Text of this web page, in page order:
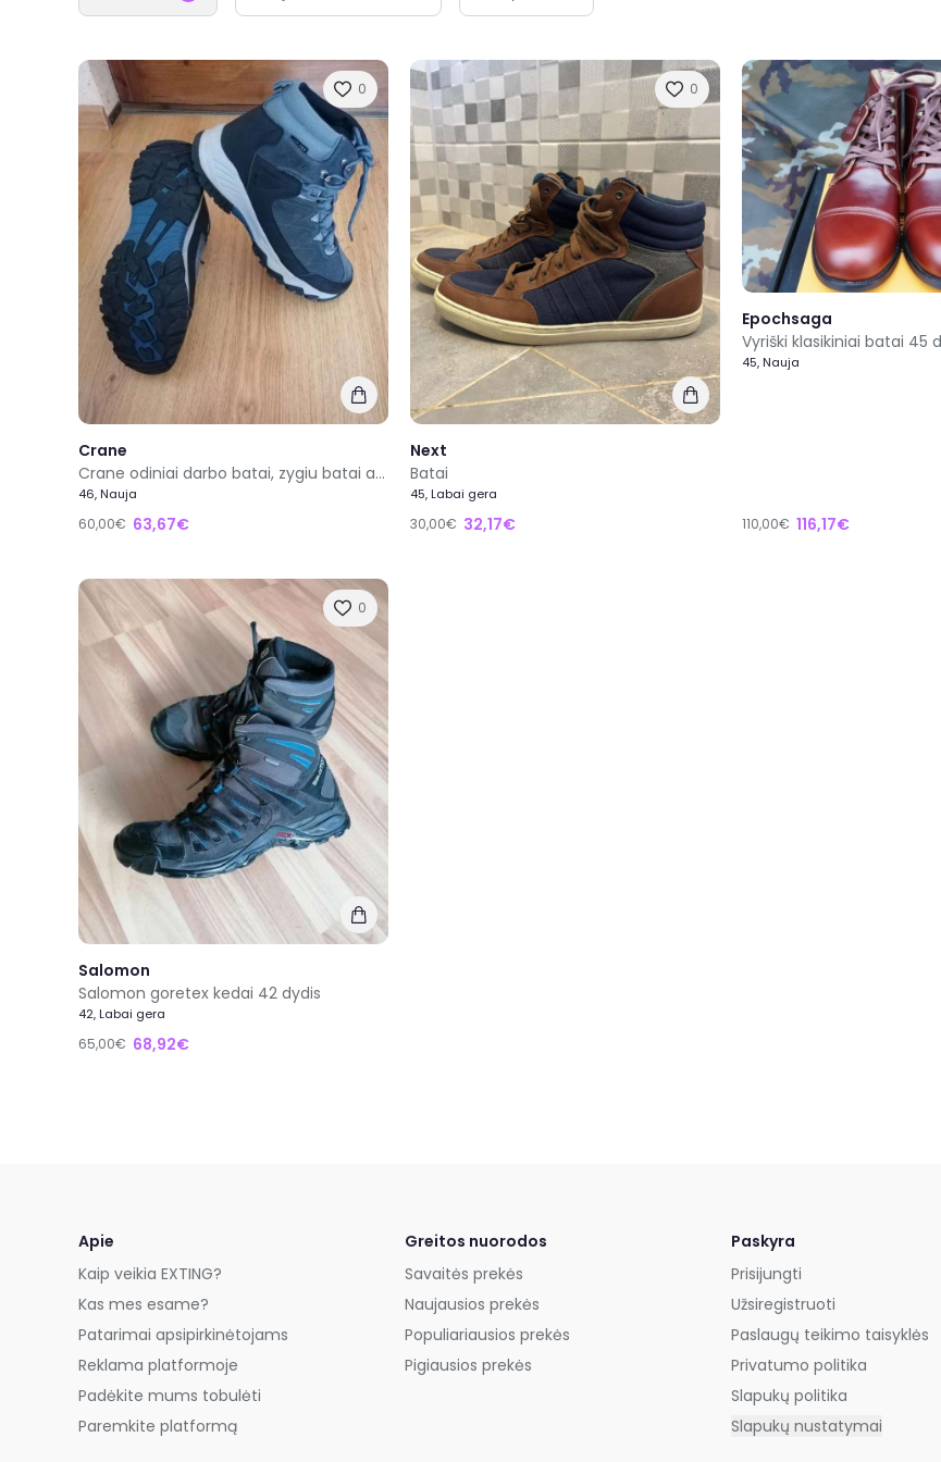
0
Crane
Crane odiniai darbo batai, zygiu batai aulinukai
46, Nauja
60,00€ 63,67€
0
Next
Batai
45, Labai gera
30,00€ 32,17€
Epochsaga
Vyriški klasikiniai batai 45
45, Nauja
110,00€ 116,17€
0
Salomon
Salomon goretex kedai 42 dydis
42, Labai gera
65,00€ 68,92€
Apie
Kaip veikia EXTING?
Kas mes esame?
Patarimai apsipirkinėtojams
Reklama platformoje
Padėkite mums tobulėti
Paremkite platformą
Greitos nuorodos
Savaitės prekės
Naujausios prekės
Populiariausios prekės
Pigiausios prekės
Paskyra
Prisijungti
Užsiregistruoti
Paslaugų teikimo taisyklės
Privatumo politika
Slapukų politika
Slapukų nustatymai